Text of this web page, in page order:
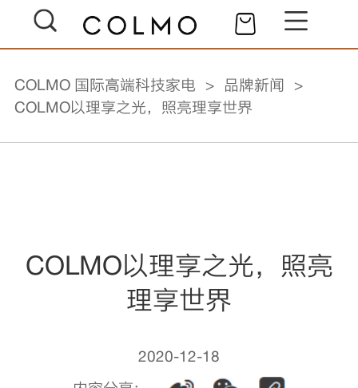
COLMO 国际高端科技家电
品牌新闻
COLMO以理享之光，照亮理享世界
COLMO以理享之光，照亮
理享世界
2020-12-18